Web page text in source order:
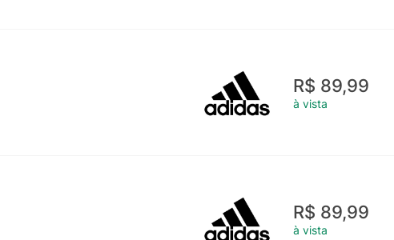
R$ 89,99
à vista
R$ 89,99
à vista